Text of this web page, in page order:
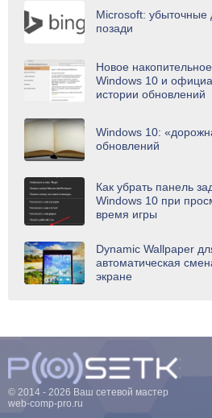
Microsoft: убыточные
позади
Новое
Windows 10 и
истории обновлений
Windows 10:
обновлений
Как убрать панель
Windows 10 при
время игры
Dynamic Wallpaper
автоматическая
экране
© 2014 - 2026 Ваш сетевой мастер
web-comp-pro.ru